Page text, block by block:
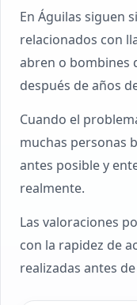
En Águilas siguen
relacionados con
abren o bombines
después de años
Cuando el
muchas personas
antes posible y
realmente.
Las valoraciones
con la rapidez de
realizadas antes